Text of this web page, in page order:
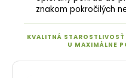
znakom pokročilých